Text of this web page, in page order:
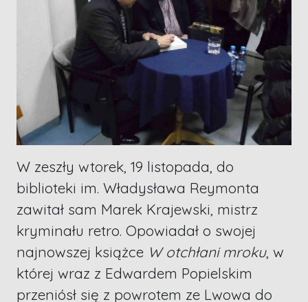
W zeszły wtorek, 19 listopada, do
biblioteki im. Władysława Reymonta
zawitał sam Marek Krajewski, mistrz
kryminału retro. Opowiadał o swojej
najnowszej książce W otchłani mroku, w
której wraz z Edwardem Popielskim
przeniósł się z powrotem ze Lwowa do